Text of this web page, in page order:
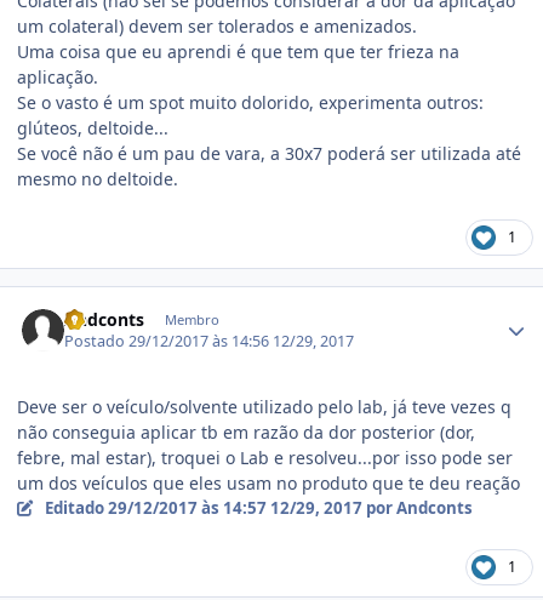
um colateral) devem ser tolerados e amenizados.
Uma coisa que eu aprendi é que tem que ter frieza na
aplicação.
Se o vasto é um spot muito dolorido, experimenta outros:
glúteos, deltoide...
Se você não é um pau de vara, a 30x7 poderá ser utilizada até
mesmo no deltoide.
1
Andconts Membro
Postado29/12/2017 às 14:56 12/29, 2017
Deve ser o veículo/solvente utilizado pelo lab, já teve vezes q
não conseguia aplicar tb em razão da dor posterior (dor,
febre, mal estar), troquei o Lab e resolveu...por isso pode ser
um dos veículos que eles usam no produto que te deu reação
Editado29/12/2017 às 14:57 12/29, 2017 por Andconts
1